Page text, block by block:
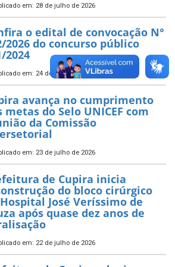
em: 28 de julho de 2026
o edital de convocação N°
2026 do concurso público
2024
em: 24 de julho de 2026
avança no cumprimento
metas do Selo UNICEF com
da Comissão
em: 23 de julho de 2026
de Cupira inicia
do bloco cirúrgico
José Veríssimo de
após quase dez anos de
em: 22 de julho de 2026